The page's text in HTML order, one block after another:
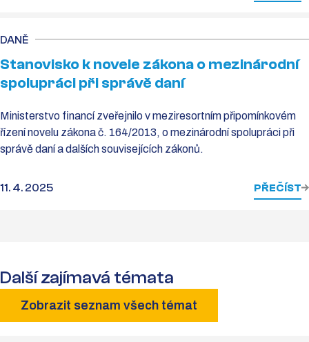
DANĚ
Stanovisko k novele zákona o mezinárodní
spolupráci při správě daní
Ministerstvo financí zveřejnilo v meziresortním připomínkovém
řízení novelu zákona č. 164/2013, o mezinárodní spolupráci při
správě daní a dalších souvisejících zákonů.
11. 4. 2025 PŘEČÍST
Další zajímavá témata
Zobrazit seznam všech témat